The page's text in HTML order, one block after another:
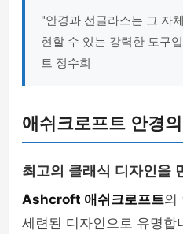
"안경과 선글라스는 그 자
현할 수 있는 강력한 도구
트 정수희
애쉬크로프트 안경
최고의 클래식 디자인을
Ashcroft 애쉬크로프트의
세련된 디자인으로 유명합